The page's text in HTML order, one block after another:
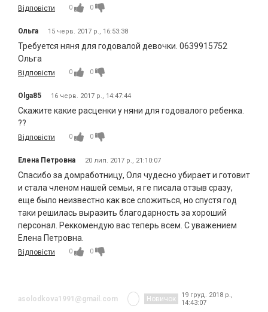
Відповісти 0 0
Ольга 15 черв. 2017 р., 16:53:38
Требуется няня для годовалой девочки. 0639915752
Ольга
Відповісти 0 0
Olga85 16 черв. 2017 р., 14:47:44
Скажите какие расценки у няни для годовалого ребенка.
??
Відповісти 0 0
Елена Петровна 20 лип. 2017 р., 21:10:07
Спасибо за домработницу, Оля чудесно убирает и готовит
и стала членом нашей семьи, я ге писала отзыв сразу,
еще было неизвестно как все сложиться, но спустя год
таки решилась выразить благодарность за хороший
персонал. Реккомендую вас теперь всем. С уважением
Елена Петровна.
Відповісти 0 0
asolodkova1991@gmail.com Новичок
19 груд. 2018 р.,
14:43:07